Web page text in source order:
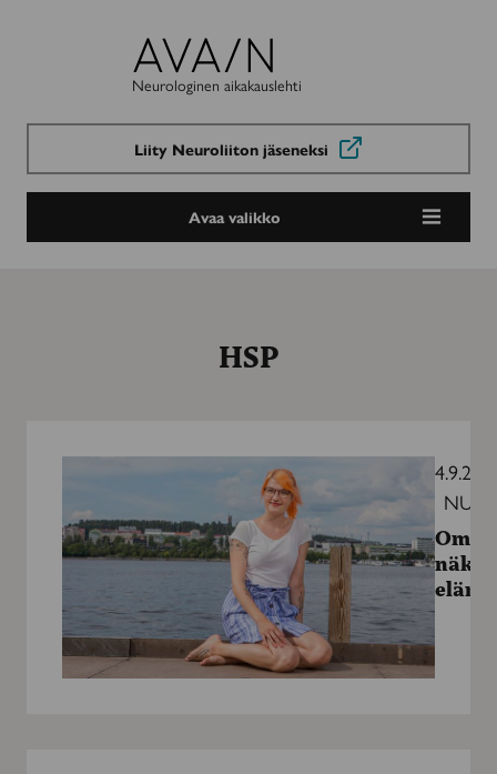
Avain-
lehti
Neurologinen aikakauslehti
Liity Neuroliiton jäseneksi
Avaa valikko
HSP
näköinen
Oman
elämä